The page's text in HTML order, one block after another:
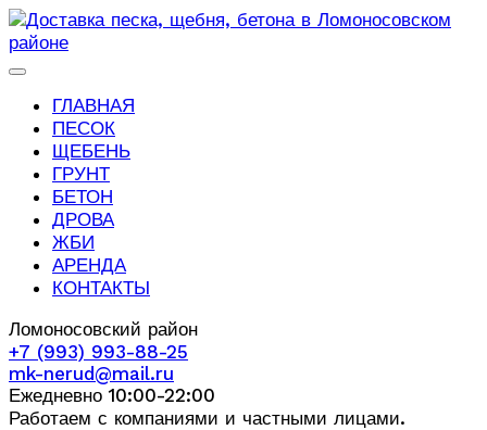
ГЛАВНАЯ
ПЕСОК
ЩЕБЕНЬ
ГРУНТ
БЕТОН
ДРОВА
ЖБИ
АРЕНДА
КОНТАКТЫ
Ломоносовский район
+7 (993) 993-88-25
mk-nerud@mail.ru
Ежедневно 10:00-22:00
Работаем с компаниями и частными лицами.